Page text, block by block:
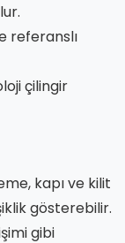
referanslı
çilingir
kapı ve kilit
gösterebilir.
gibi